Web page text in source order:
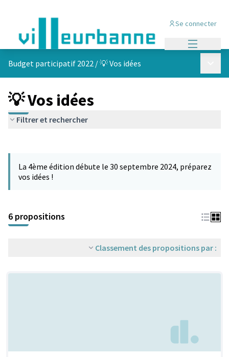
Se connecter
Budget participatif 2022 /💡 Vos idées
💡 Vos idées
Filtrer et rechercher
−
La 4ème édition débute le 30 septembre 2024, préparez
vos idées !
6 propositions
Classement des propositions par :